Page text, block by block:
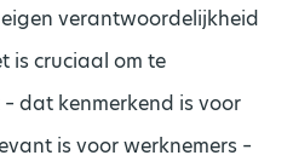
verantwoordelijkheid
is cruciaal om te
dat kenmerkend is voor
is voor werknemers –